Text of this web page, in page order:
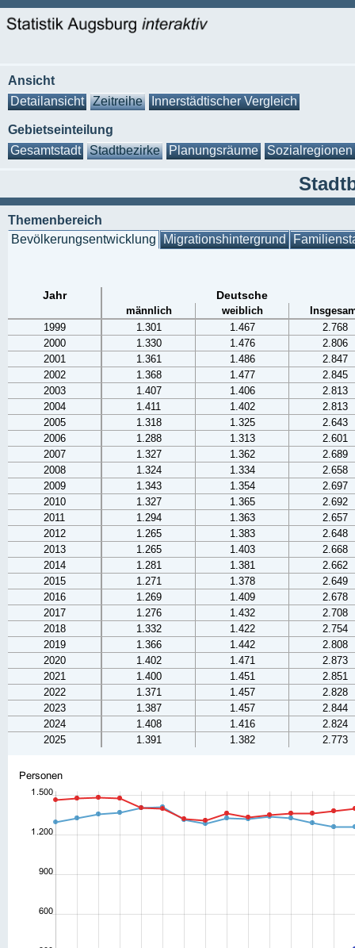
Ansicht
Detailansicht
Zeitreihe Innerstädtischer Vergleich
Gebietseinteilung
Gesamtstadt
Stadtbezirke Planungsräume Sozialregionen
Themenbereich
Bevölkerungsentwicklung Migrationshintergrund
Jahr Deutsche
männlich weiblich
1999
1.301 1.467
2.768
2000
1.330 1.476
2.806
2001
1.361 1.486
2.847
2002
1.368 1.477
2.845
2003
1.407 1.406
2.813
2004
1.411 1.402
2.813
2005
1.318 1.325
2.643
2006
1.288 1.313
2.601
2007
1.327 1.362
2.689
2008
1.324 1.334
2.658
2009
1.343 1.354
2.697
2010
1.327 1.365
2.692
2011
1.294 1.363
2.657
2012
1.265 1.383
2.648
2013
1.265 1.403
2.668
2014
1.281 1.381
2.662
2015
1.271 1.378
2.649
2016
1.269 1.409
2.678
2017
1.276 1.432
2.708
2018
1.332 1.422
2.754
2019
1.366 1.442
2.808
2020
1.402 1.471
2.873
2021
1.400 1.451
2.851
2022
1.371 1.457
2.828
2023
1.387 1.457
2.844
2024
1.408 1.416
2.824
2025
1.391 1.382 2.773